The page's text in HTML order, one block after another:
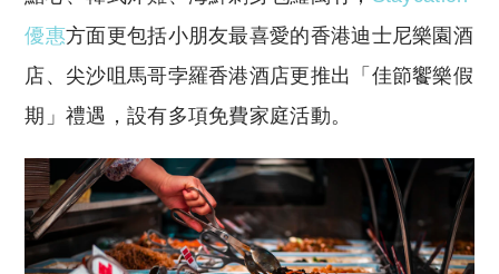
優惠方面更包括小朋友最喜愛的香港迪士尼樂園酒
店、尖沙咀馬哥孛羅香港酒店更推出「佳節饗樂假
期」禮遇，設有多項免費家庭活動。